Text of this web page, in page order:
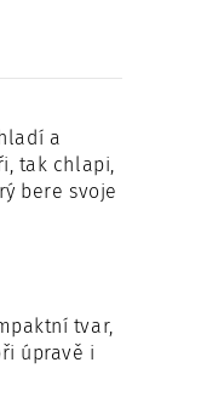
a
tak chlapi,
bere svoje
tvar,
úpravě i